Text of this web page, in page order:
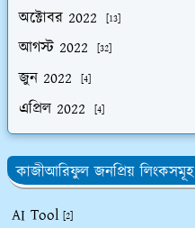
অক্টোবর 2022 [13]
আগস্ট 2022 [32]
জুন 2022 [4]
এপ্রিল 2022 [4]
কাজীআরিফুল জনপ্রিয় লিংকসমূহ
AI Tool [2]